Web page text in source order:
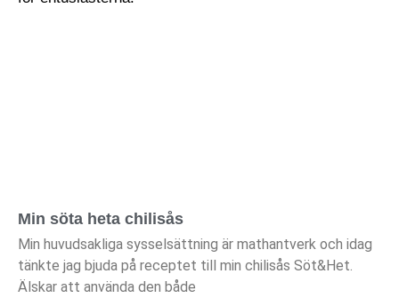
Min söta heta chilisås
Min huvudsakliga sysselsättning är mathantverk och idag
tänkte jag bjuda på receptet till min chilisås Söt&Het.
Älskar att använda den både